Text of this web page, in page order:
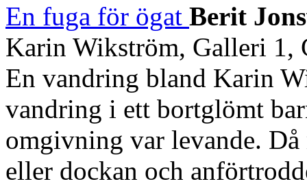
En fuga för ögat Berit
Karin Wikström, Galleri 1,
En vandring bland Karin
vandring i ett bortglömt
omgivning var levande. Då
eller dockan och